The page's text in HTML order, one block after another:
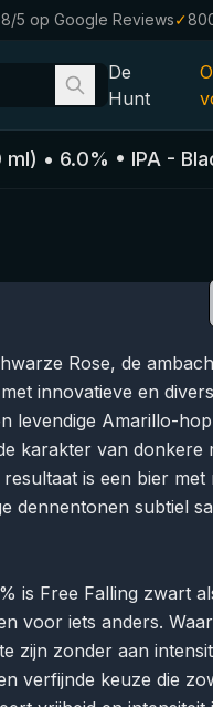
5 op Google Reviews✓
De
Hunt
Alle
ml) • 6.0% • IPA -
Rose, de
innovatieve en
levendige Amarillo-
karakter van donkere
is een bier met
dennentonen subtiel
is Free Falling zwart
voor iets anders.
zijn zonder aan
verfijnde keuze die